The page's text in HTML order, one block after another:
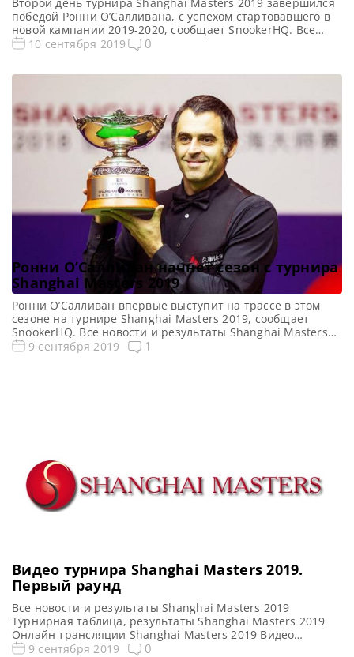
победой Ронни О’Салливана, с успехом стартовавшего в
новой кампании 2019-2020, сообщает SnookerHQ. Все
новости и результаты Shanghai Masters 2019 Турнирная
линию, поскольку непринужденно разбил юного
китайского соперника Чжана Ии […]
10 сентября 2019 0
Ронни О’Салливан начнет сезон с турнира
Shanghai Masters 2019
Ронни О’Салливан впервые выступит на трассе в этом
сезоне на турнире Shanghai Masters 2019, сообщает
SnookerHQ. Все новости и результаты Shanghai Masters
2019 Турнирная таблица, результаты Shanghai Masters
9 сентября 2019 1
Видео турнира Shanghai Masters 2019.
Первый раунд
Все новости и результаты Shanghai Masters 2019
Турнирная таблица, результаты Shanghai Masters 2019
Онлайн трансляции Shanghai Masters 2019 Видео
Shanghai Masters 2019 Видеоповторы Шанхай Мастерс
9 сентября 2019 0